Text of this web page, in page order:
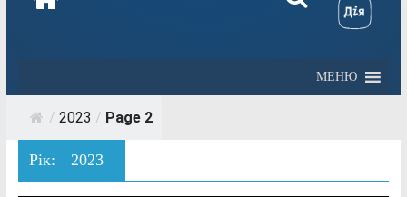
МЕНЮ
/ 2023 / Page 2
Рік: 2023